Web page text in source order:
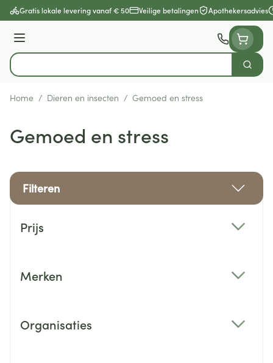
Ga naar de inhoud
Gratis lokale levering vanaf € 50 Veilige betalingen Apothekersadvies
Menu
Product, merk, categorie...
Zoek
Home / Dieren en insecten / Gemoed en stress
Gemoed en stress
Filteren
Prijs
Merken
Organisaties